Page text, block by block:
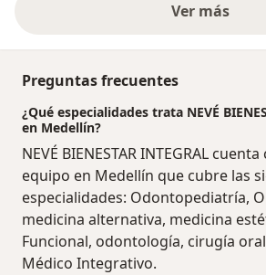
Ver más
Preguntas frecuentes
¿Qué especialidades trata NEVÉ
en Medellín?
NEVÉ BIENESTAR INTEGRAL
equipo en Medellín que cubre las
especialidades: Odontopediatría,
medicina alternativa, medicina
Funcional, odontología, cirugía
Médico Integrativo.